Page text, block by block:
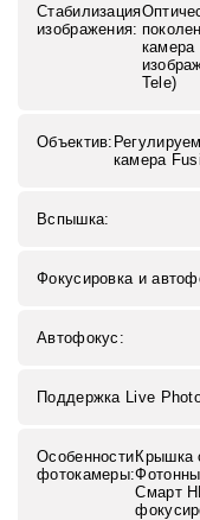
Стабилизация
изображения:
камера
Tele)
Объектив:
камера
Вспышка:
Фокусировка и
Автофокус:
Поддержка Live
Особенности
фотокамеры:
Крышка
Смарт